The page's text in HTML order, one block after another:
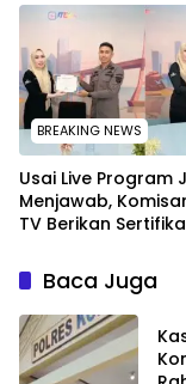
BREAKING NEWS
Usai Live Program
Menjawab,
TV Berikan
Kejari Muna
Baca Juga